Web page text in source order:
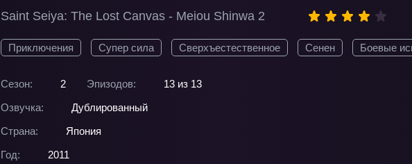
Saint Seiya: The Lost Canvas - Meiou Shinwa 2
Приключения Супер сила Сверхъестественное Сенен Боевые
Сезон: 2 Эпизодов:
13 из 13
Озвучка:
Дублированный
Страна:
Япония
Год:
2011